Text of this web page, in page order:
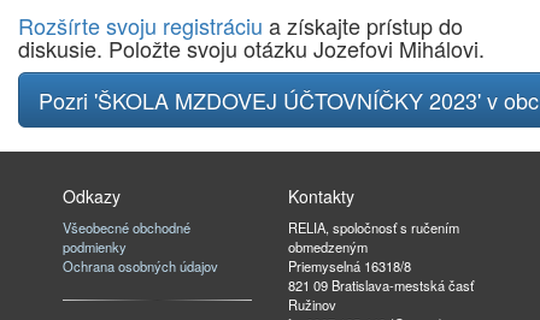
Rozšírte svoju registráciu a získajte prístup do
diskusie. Položte svoju otázku Jozefovi Mihálovi.
Pozri 'ŠKOLA MZDOVEJ ÚČTOVNÍČKY 2023' v
Odkazy
Všeobecné obchodné
podmienky
Ochrana osobných údajov
Kontakty
RELIA, spoločnosť s ručením
obmedzeným
Priemyselná 16318/8
821 09 Bratislava-mestská časť
Ružinov